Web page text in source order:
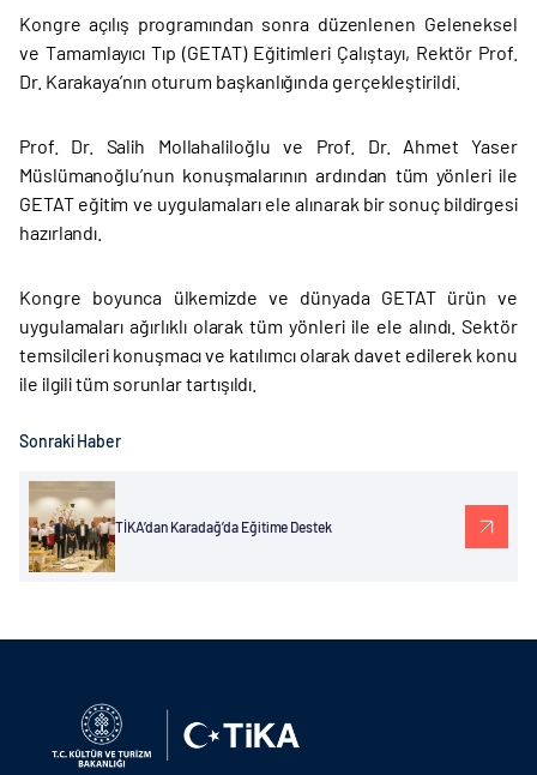
Kongre açılış programından sonra düzenlenen Geleneksel
ve Tamamlayıcı Tıp (GETAT) Eğitimleri Çalıştayı, Rektör Prof.
Dr. Karakaya’nın oturum başkanlığında gerçekleştirildi.
Prof. Dr. Salih Mollahaliloğlu ve Prof. Dr. Ahmet Yaser
Müslümanoğlu’nun konuşmalarının ardından tüm yönleri ile
GETAT eğitim ve uygulamaları ele alınarak bir sonuç bildirgesi
hazırlandı.
Kongre boyunca ülkemizde ve dünyada GETAT ürün ve
uygulamaları ağırlıklı olarak tüm yönleri ile ele alındı. Sektör
temsilcileri konuşmacı ve katılımcı olarak davet edilerek konu
ile ilgili tüm sorunlar tartışıldı.
Sonraki Haber
TİKA’dan Karadağ’da Eğitime Destek